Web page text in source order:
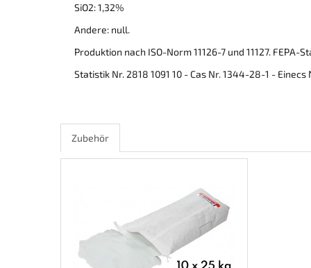
SiO2: 1,32%
Andere: null.
Produktion nach ISO-Norm 11126-7 und 11127. FEPA-
Statistik Nr. 2818 1091 10 - Cas Nr. 1344-28-1 - Einecs
Zubehör